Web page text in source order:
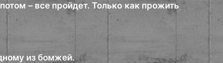
– все пройдет. Только как прожить
из бомжей.